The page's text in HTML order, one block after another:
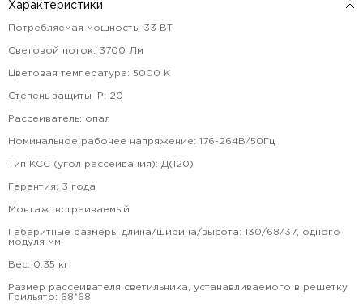
Характеристики
Потребляемая мощность: 33 ВТ
Световой поток: 3700 Лм
Цветовая температура: 5000 К
Степень защиты IP: 20
Рассеиватель: опал
Номинальное рабочее напряжение: 176-264В/50Гц
Тип КСС (угол рассеивания): Д(120)
Гарантия: 3 года
Монтаж: встраиваемый
Габаритные размеры длина/ширина/высота: 130/68/37, одного
модуля мм
Вес: 0.35 кг
Размер рассеивателя светильника, устанавливаемого в решетку
Грильято: 68*68